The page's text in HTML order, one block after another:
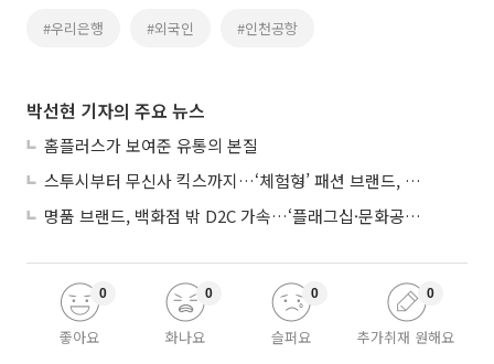
#우리은행 #외국인 #인천공항
박선현 기자의 주요 뉴스
홈플러스가 보여준 유통의 본질
스투시부터 무신사 킥스까지…‘체험형’ 패션 브랜드, 잇단 제주행
명품 브랜드, 백화점 밖 D2C 가속…‘플래그십·문화공간’ 전략 눈길
좋아요
0
화나요
0
슬퍼요
0
추가취재 원해요
0